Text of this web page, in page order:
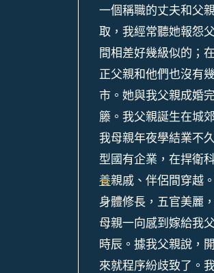
一個稱職的丈夫和父
取，我經常聽她報怨
間相差好幾級似的；
正父親和他們也沒有
市。她與我父親成婚
籐。我父親誕生在城
我母親年夜學結業不
型國有企業，在捍衛
養親戚、伴侶間穿越
身體修長，五官美麗
母親一向感到嫁給我
時辰。據我父親說，
來就程序紛歧致了。